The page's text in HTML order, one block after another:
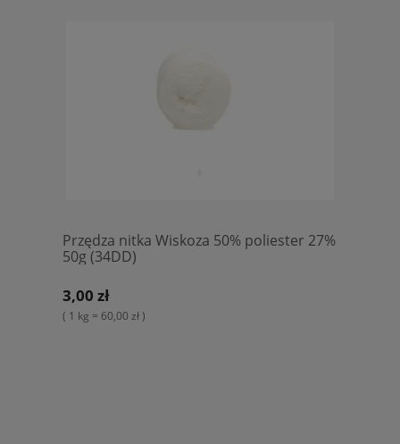
Przędza nitka Wiskoza 50% poliester 27%
50g (34DD)
3,00 zł
( 1 kg = 60,00 zł )